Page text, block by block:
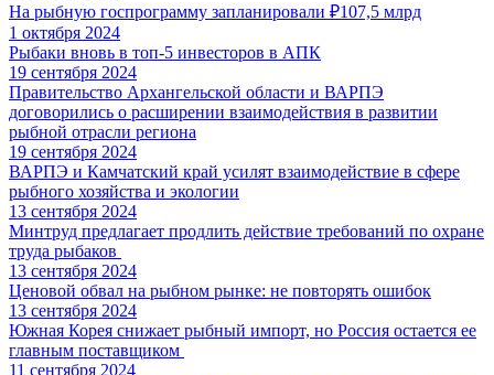
На рыбную госпрограмму запланировали ₽107,5 млрд
1 октября 2024
Рыбаки вновь в топ-5 инвесторов в АПК
19 сентября 2024
Правительство Архангельской области и ВАРПЭ
договорились о расширении взаимодействия в развитии
рыбной отрасли региона
19 сентября 2024
ВАРПЭ и Камчатский край усилят взаимодействие в сфере
рыбного хозяйства и экологии
13 сентября 2024
Минтруд предлагает продлить действие требований по охране
труда рыбаков
13 сентября 2024
Ценовой обвал на рыбном рынке: не повторять ошибок
13 сентября 2024
Южная Корея снижает рыбный импорт, но Россия остается ее
главным поставщиком
11 сентября 2024